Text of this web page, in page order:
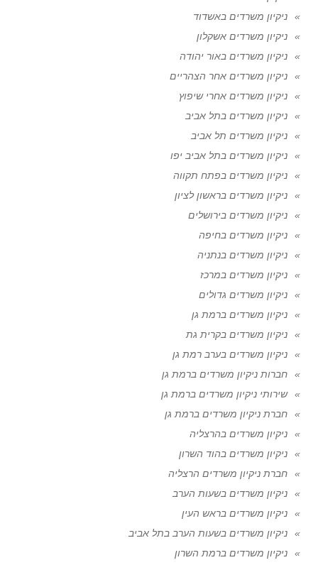
ניקיון משרדים באשדוד
ניקיון משרדים אשקלון
ניקיון משרדים באור יהודה
ניקיון משרדים אחר הצהריים
ניקיון משרדים אחרי שיפוץ
ניקיון משרדים בתל אביב
ניקיון משרדים תל אביב
ניקיון משרדים בתל אביב יפו
ניקיון משרדים בפתח תקווה
ניקיון משרדים בראשון לציון
ניקיון משרדים בירושלים
ניקיון משרדים בחיפה
ניקיון משרדים בנתניה
ניקיון משרדים במרכז
ניקיון משרדים גדולים
ניקיון משרדים ברמת גן
ניקיון משרדים בקרית גת
ניקיון משרדים בערב רמת גן
חברות ניקיון משרדים ברמת גן
שירותי ניקיון משרדים ברמת גן
חברת ניקיון משרדים ברמת גן
ניקיון משרדים בהרצליה
ניקיון משרדים בהוד השרון
חברת ניקיון משרדים הרצליה
ניקיון משרדים בשעות הערב
ניקיון משרדים בראש העין
ניקיון משרדים בשעות הערב בתל אביב
ניקיון משרדים ברמת השרון